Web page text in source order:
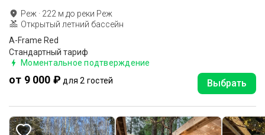
Реж · 222 м до реки Реж
Открытый летний бассейн
A-Frame Red
Стандартный тариф
Моментальное подтверждение
от 9 000 ₽ для 2 гостей Выбрать